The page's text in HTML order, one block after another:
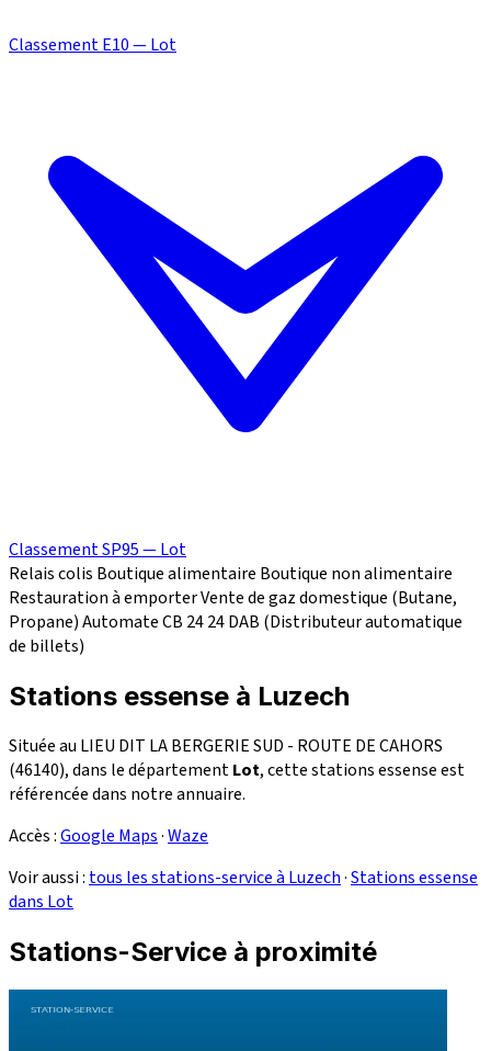
Classement E10 — Lot
Classement SP95 — Lot
Relais colis Boutique alimentaire Boutique non alimentaire
Restauration à emporterVente de gaz domestique (Butane,
Propane)Automate CB 2424DAB (Distributeur automatique
de billets)
Stations essense à Luzech
Située au LIEU DIT LA BERGERIE SUD - ROUTE DE CAHORS
(46140), dans le départementLot, cette stations essense est
référencée dans notre annuaire.
Accès :Google Maps·Waze
Voir aussi : tous les stations-service à Luzech·Stations essense
dans Lot
Stations-Service à proximité